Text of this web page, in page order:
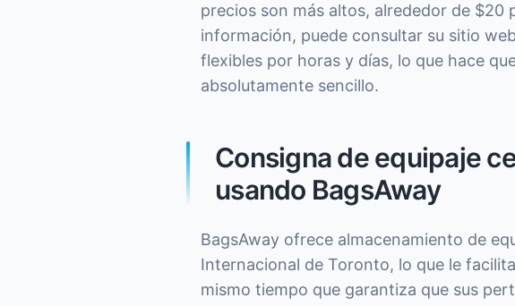
precios son más altos, alrededor de
información, puede consultar su sitio
flexibles por horas y días, lo que hace
absolutamente sencillo.
Consigna de equipaje
usando BagsAway
BagsAway ofrece almacenamiento de
Internacional de Toronto, lo que le
mismo tiempo que garantiza que sus